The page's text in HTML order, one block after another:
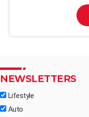
NEWSLETTERS
Lifestyle
Auto